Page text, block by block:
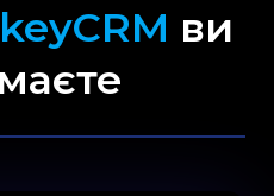
keyCRM ви